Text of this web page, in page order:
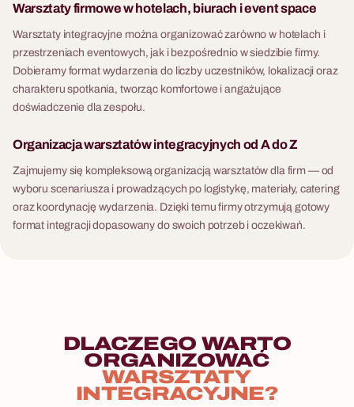
Warsztaty firmowe w hotelach, biurach i event space
Warsztaty integracyjne można organizować zarówno w hotelach i
przestrzeniach eventowych, jak i bezpośrednio w siedzibie firmy.
Dobieramy format wydarzenia do liczby uczestników, lokalizacji oraz
charakteru spotkania, tworząc komfortowe i angażujące
doświadczenie dla zespołu.
Organizacja warsztatów integracyjnych od A do Z
Zajmujemy się kompleksową organizacją warsztatów dla firm — od
wyboru scenariusza i prowadzących po logistykę, materiały, catering
oraz koordynację wydarzenia. Dzięki temu firmy otrzymują gotowy
format integracji dopasowany do swoich potrzeb i oczekiwań.
DLACZEGO WARTO
ORGANIZOWAĆ
WARSZTATY
INTEGRACYJNE?